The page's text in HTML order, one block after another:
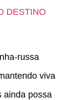
DESTINO
russa
viva
ainda possa